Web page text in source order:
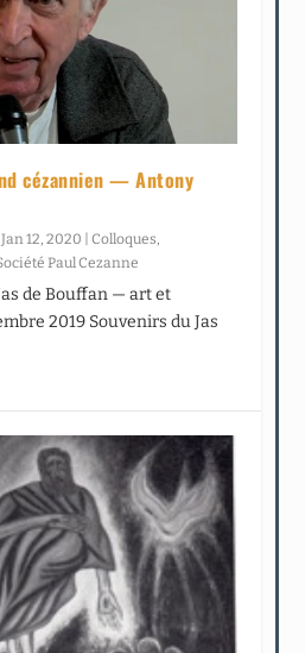
cézannien — Antony
|Jan 12, 2020 |Colloques,
Paul Cezanne
de Bouffan — art et
2019 Souvenirs du Jas